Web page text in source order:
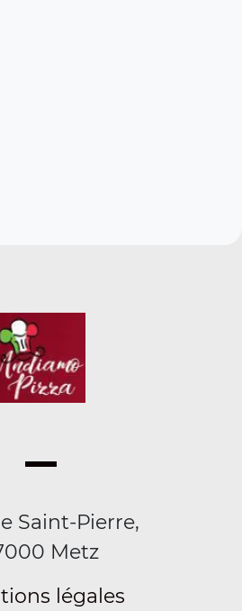
Saint-Pierre,
Metz
légales